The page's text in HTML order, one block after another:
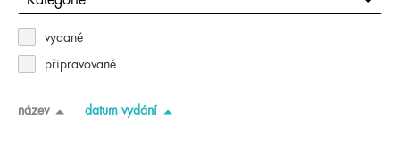
vydané
připravované
název datum vydání